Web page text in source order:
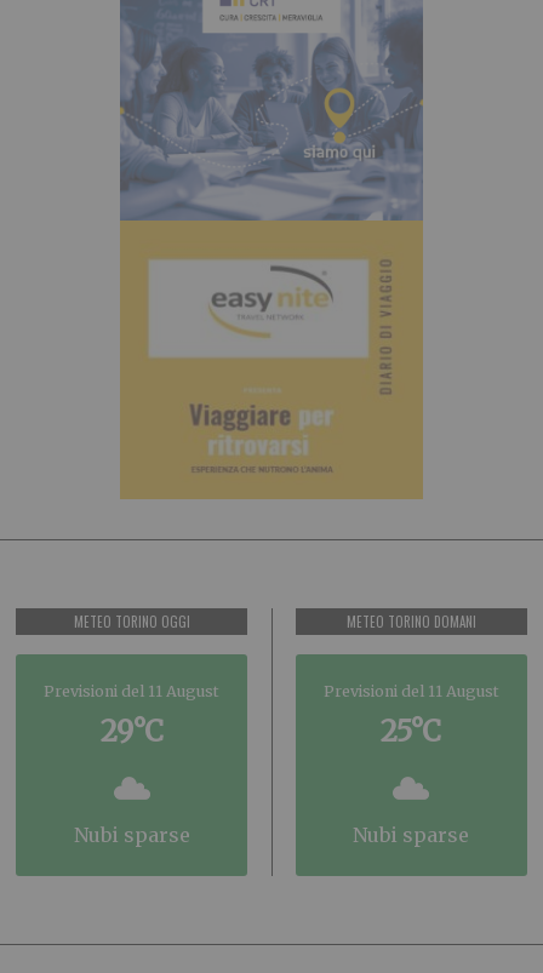
METEO TORINO OGGI
Previsioni del 11 August
29°C
nubi sparse
METEO TORINO DOMANI
Previsioni del 11 August
25°C
nubi sparse